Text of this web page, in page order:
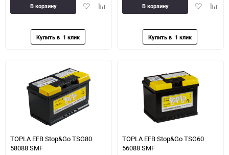
ДобавитьДобавить
В корзину
Добавить
В корзину
TOPLA EFB Stop&Go TSG80
58088 SMF
TOPLA EFB Stop&Go TSG60
56088 SMF